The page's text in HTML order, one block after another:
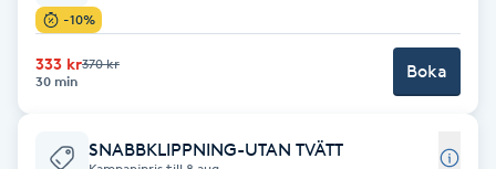
Brynfärgning
Brynplockning
Bröllopsuppsättning
-10%
333 kr370 kr
30 min
Boka
SNABBKLIPPNING-UTAN TVÄTT